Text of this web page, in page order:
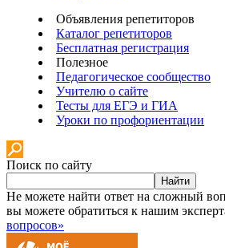
Объявления репетиторов
Каталог репетиторов
Бесплатная регистрация
Полезное
Педагогическое сообщество
Учителю о сайте
Тесты для ЕГЭ и ГИА
Уроки по профориентации
Поиск по сайту
Найти
Не можете найти ответ на сложный
вы можете обратиться к нашим
вопросов»